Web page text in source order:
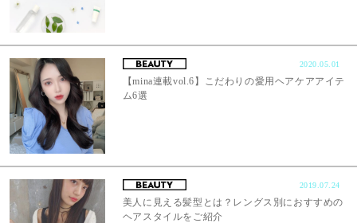
2020.05.01
【mina連載vol.6】こだわりの愛用ヘアケアアイテ
ム6選
2019.07.24
美人に見える髪型とは？レングス別におすすめの
ヘアスタイルをご紹介